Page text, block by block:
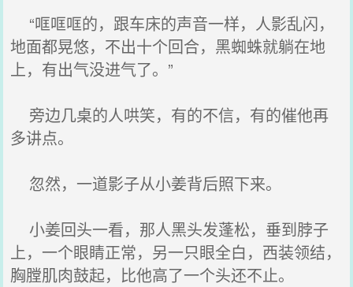
“哐哐哐的，跟车床的声音一样，人影乱闪，
地面都晃悠，不出十个回合，黑蜘蛛就躺在地
上，有出气没进气了。”
旁边几桌的人哄笑，有的不信，有的催他再
多讲点。
忽然，一道影子从小姜背后照下来。
小姜回头一看，那人黑头发蓬松，垂到脖子
上，一个眼睛正常，另一只眼全白，西装领结，
胸膛肌肉鼓起，比他高了一个头还不止。